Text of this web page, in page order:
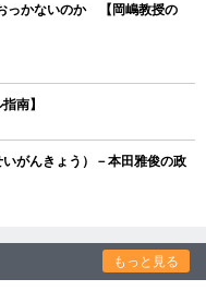
っかないのか 【岡嶋教授の
南】
がんきょう）－本田雅俊の政
もっと見る